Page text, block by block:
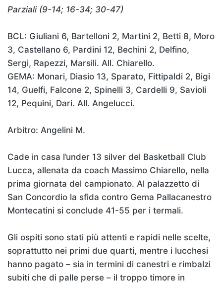
Parziali (9-14; 16-34; 30-47)
BCL: Giuliani 6, Bartelloni 2, Martini 2, Betti 8, Moro
3, Castellano 6, Pardini 12, Bechini 2, Delfino,
Sergi, Rapezzi, Marsili. All. Chiarello.
GEMA: Monari, Diasio 13, Sparato, Fittipaldi 2, Bigi
14, Guelfi, Falcone 2, Spinelli 3, Cardelli 9, Savioli
12, Pequini, Dari. All. Angelucci.
Arbitro: Angelini M.
Cade in casa l’under 13 silver del Basketball Club
Lucca, allenata da coach Massimo Chiarello, nella
prima giornata del campionato. Al palazzetto di
San Concordio la sfida contro Gema Pallacanestro
Montecatini si conclude 41-55 per i termali.
Gli ospiti sono stati più attenti e rapidi nelle scelte,
soprattutto nei primi due quarti, mentre i lucchesi
hanno pagato – sia in termini di canestri e rimbalzi
subiti che di palle perse – il troppo timore in